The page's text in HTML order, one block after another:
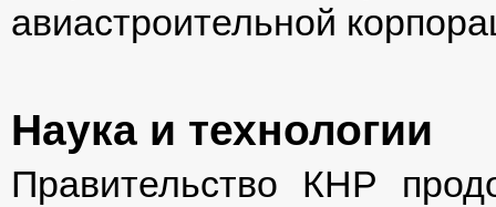
авиастроительной
Наука и технологии
Правительство КНР